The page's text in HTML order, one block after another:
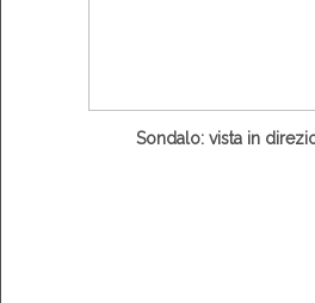
Sondalo: vista in